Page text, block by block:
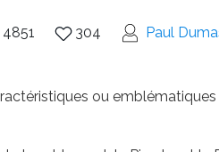
4851 304 Paul
ou emblématiques